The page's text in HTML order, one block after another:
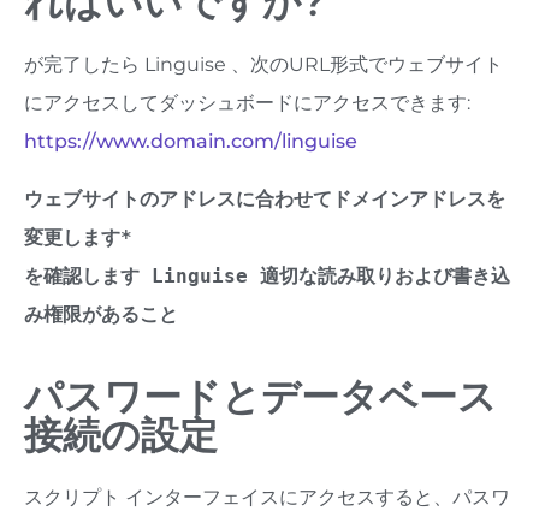
が完了したら Linguise 、次のURL形式でウェブサイト
にアクセスしてダッシュボードにアクセスできます:
https://www.domain.com/linguise
ウェブサイトのアドレスに合わせてドメインアドレスを
変更します*
を確認します Linguise 適切な読み取りおよび書き込
み権限があること
パスワードとデータベース
接続の設定
スクリプト インターフェイスにアクセスすると、パスワ